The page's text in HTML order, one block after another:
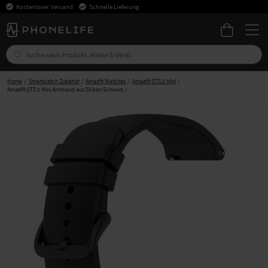
Kostenloser Versand Schnelle Lieferung
Home Smartwatch Zubehör Amazfit Watches
Amazfit GTS 2 Mini
Amazfit GTS 2 Mini Armband aus Silikon Schwarz